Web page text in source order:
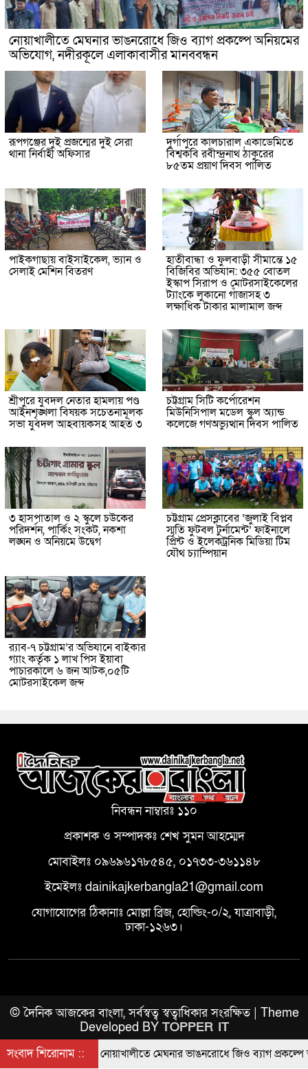
নোয়াখালীতে মেঘনার ভাঙনরোধে জিও ব্যাগ প্রকল্পে অনিয়মের
অভিযোগ, নদীরকূলে এলাকাবাসীর মানববন্ধন
রূপগঞ্জের দুই প্রজন্মের দুই সেরা
থানা নির্বাহী অফিসার
দুর্গাপুরে কালচারাল একাডেমিতে
বিশ্বকবি রবীন্দ্রনাথ ঠাকুরের
৮৫তম প্রয়াণ দিবস পালিত
পাইকগাছায় বাইসাইকেল, ভ্যান ও
সেলাই মেশিন বিতরণ
হাতীবান্ধা ও ফুলবাড়ী সীমান্তে ১৫
বিজিবির অভিযান: ৩৫৫ বোতল
ইস্কাপ সিরাপ ও মোটরসাইকেলের
ট্যাংকে লুকানো গাঁজাসহ ৩
লক্ষাধিক টাকার মালামাল জব্দ
শ্রীপুরে যুবদল নেতার হামলায় পণ্ড
আইনশৃঙ্খলা বিষয়ক সচেতনামূলক
সভা যুবদল আহবায়কসহ আহত ৩
চট্টগ্রাম সিটি কর্পোরেশন
মিউনিসিপাল মডেল স্কুল অ্যান্ড
কলেজে গণঅভ্যুত্থান দিবস পালিত
৩ হাসপাতাল ও ২ স্কুলে চউকের
পরিদর্শন, পার্কিং সংকট, নকশা
লঙ্ঘন ও অনিয়মে উদ্বেগ
চট্টগ্রাম প্রেসক্লাবের ‘জুলাই বিপ্লব
স্মৃতি ফুটবল টুর্নামেন্ট’ ফাইনালে
প্রিন্ট ও ইলেকট্রনিক মিডিয়া টিম
যৌথ চ্যাম্পিয়ান
র‌্যাব-৭ চট্টগ্রাম’র অভিযানে বাইকার
গ্যাং কর্তৃক ১ লাখ পিস ইয়াবা
পাচারকালে ৬ জন আটক,০৫টি
মোটরসাইকেল জব্দ
নিবন্ধন নাম্বারঃ ১১০
প্রকাশক ও সম্পাদকঃ শেখ সুমন আহম্মেদ
মোবাইলঃ ০৯৬৯৬১৭৮৫৪৫, ০১৭৩৩-৩৬১১৪৮
ইমেইলঃ dainikajkerbangla21@gmail.com
যোগাযোগের ঠিকানাঃ মোল্লা ব্রিজ, হোল্ডিং-০/২, যাত্রাবাড়ী,
ঢাকা-১২৬৩।
© দৈনিক আজকের বাংলা, সর্বস্বত্ব স্বত্বাধিকার সংরক্ষিত | Theme
Developed BY TOPPER IT
সংবাদ শিরোনাম ::নোয়াখালীতে মেঘনার ভাঙনরোধে জিও ব্যাগ প্রকল্পে